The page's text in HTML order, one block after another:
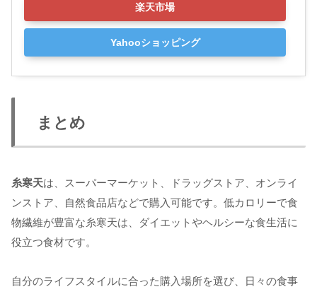
楽天市場
Yahooショッピング
まとめ
糸寒天は、スーパーマーケット、ドラッグストア、オンライ
ンストア、自然食品店などで購入可能です。低カロリーで食
物繊維が豊富な糸寒天は、ダイエットやヘルシーな食生活に
役立つ食材です。
自分のライフスタイルに合った購入場所を選び、日々の食事